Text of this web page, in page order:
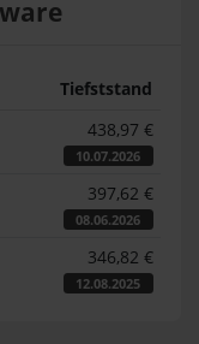
Tiefststand
438,97 €
10.07.2026
397,62 €
08.06.2026
346,82 €
12.08.2025